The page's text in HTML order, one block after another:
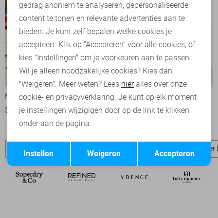
-50%
Fluresk Jumpsuit
35,00 69,99
Garcia Jumpsuit
64,00 79,99
Lofty Manner broeken Lofty Manner t-shirts Lofty Manner
Marketing cookies
Terug Opslaan
gedrag anoniem te analyseren, gepersonaliseerde
content te tonen en relevante advertenties aan te
bieden. Je kunt zelf bepalen welke cookies je
accepteert. Klik op "Accepteren" voor alle cookies, of
kies "Instellingen" om je voorkeuren aan te passen.
Wil je alleen noodzakelijke cookies? Kies dan
"Weigeren". Meer weten? Lees hieralles over onze
cookie- en privacyverklaring. Je kunt op elk moment
je instellingen wijzigigen door op de link te klikken
onder aan de pagina.
Accepteren
Weigeren
Instellen